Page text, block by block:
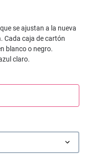
se ajustan a la nueva
Cada caja de cartón
blanco o negro.
claro.